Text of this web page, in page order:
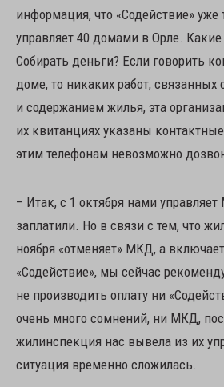
информация, что «Содействие» уже
управляет 40 домами в Орле.
Собирать деньги? Если говорить
доме, то никаких работ,
и содержанием жилья, эта
их квитанциях указаны
этим телефонам невозможно
– Итак, с 1 октября нами
заплатили. Но в связи с тем, что
ноября «отменяет» МКД, а
«Содействие», мы сейчас
не производить оплату ни
очень много сомнений, ни МКД,
жилинспекция нас вывела из их
ситуация временно сложилась.